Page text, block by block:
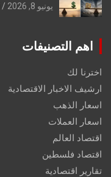
يونيو 8, 2026
اهم التصنيفات
اخترنا لك
ارشيف الاخبار الاقتصادية
اسعار الذهب
اسعار العملات
اقتصاد العالم
اقتصاد فلسطين
تقارير اقتصادية